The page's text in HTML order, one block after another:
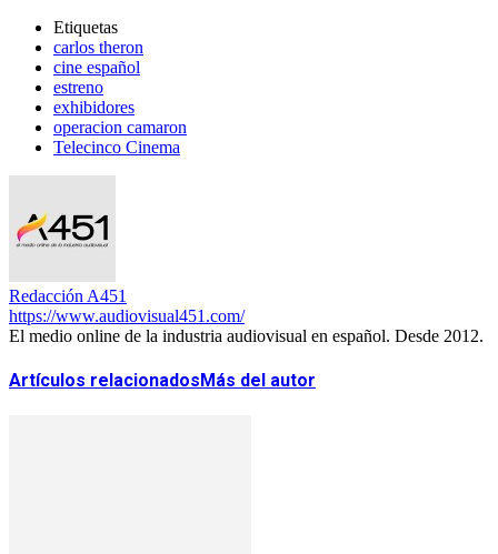
Etiquetas
carlos theron
cine español
estreno
exhibidores
operacion camaron
Telecinco Cinema
Redacción A451
https://www.audiovisual451.com/
El medio online de la industria audiovisual en español. Desde 2012.
Artículos relacionados Más del autor